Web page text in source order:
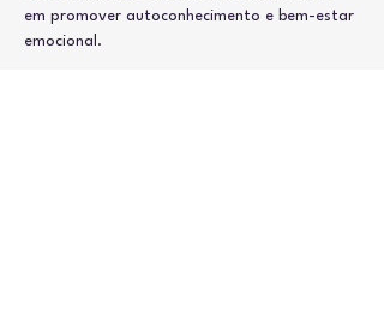
em promover autoconhecimento e bem-estar
emocional.